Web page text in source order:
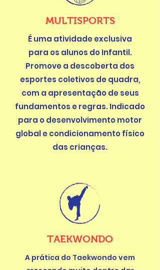
MULTISPORTS
É uma atividade exclusiva
para os alunos do Infantil.
Promove a descoberta dos
esportes coletivos de quadra,
com a apresentação de seus
fundamentos e regras. Indicado
para o desenvolvimento motor
global e condicionamento físico
das crianças.
TAEKWONDO
A prática do Taekwondo vem